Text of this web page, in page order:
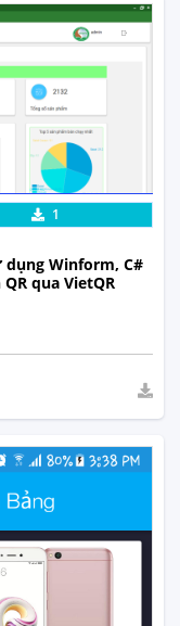
Xem Thực Tế
1
dụng Winform, C#
qua VietQR